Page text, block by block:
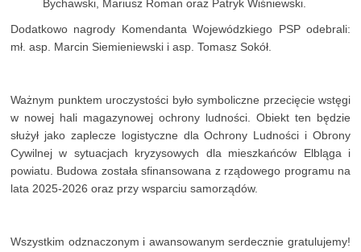
Bychawski, Mariusz Roman oraz Patryk Wiśniewski.
Dodatkowo nagrody Komendanta Wojewódzkiego PSP odebrali:
mł. asp. Marcin Siemieniewski i asp. Tomasz Sokół.
Ważnym punktem uroczystości było symboliczne przecięcie wstęgi
w nowej hali magazynowej ochrony ludności. Obiekt ten będzie
służył jako zaplecze logistyczne dla Ochrony Ludności i Obrony
Cywilnej w sytuacjach kryzysowych dla mieszkańców Elbląga i
powiatu. Budowa została sfinansowana z rządowego programu na
lata 2025-2026 oraz przy wsparciu samorządów.
Wszystkim odznaczonym i awansowanym serdecznie gratulujemy!